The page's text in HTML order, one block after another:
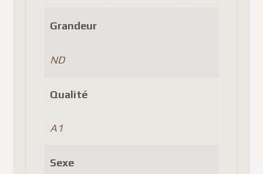
Grandeur
ND
Qualité
A1
Sexe